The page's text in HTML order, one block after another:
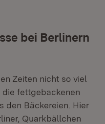
bei Berlinern
Zeiten nicht so viel
fettgebackenen
den Bäckereien. Hier
Quarkbällchen